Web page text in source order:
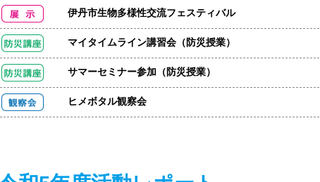
伊丹市生物多様性交流フェスティバル
マイタイムライン講習会（防災授業）
サマーセミナー参加（防災授業）
ヒメボタル観察会